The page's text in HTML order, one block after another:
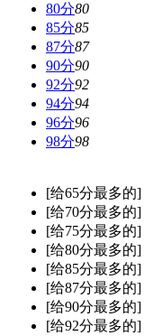
80分80
85分85
87分87
90分90
92分92
94分94
96分96
98分98
[给65分最多的]
[给70分最多的]
[给75分最多的]
[给80分最多的]
[给85分最多的]
[给87分最多的]
[给90分最多的]
[给92分最多的]